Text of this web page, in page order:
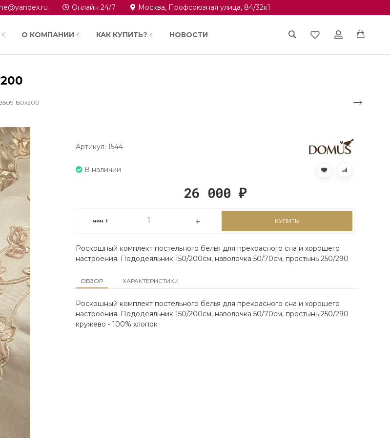
Онлайн 24/7 Москва, Профсоюзная улица, 84/32к1
О КОМПАНИИ КАК КУПИТЬ? НОВОСТИ
150х200
Артикул: 1544
В наличии
26 000₽
мин.1 КУПИТЬ
Роскошный комплект постельного белья для прекрасного сна и хорошего
настроения. Пододеяльник 150/200см, наволочка 50/70см, простынь 250/290
ОБЗОР ХАРАКТЕРИСТИКИ
Роскошный комплект постельного белья для прекрасного сна и хорошего
настроения. Пододеяльник 150/200см, наволочка 50/70см, простынь 250/290
кружево - 100% хлопок